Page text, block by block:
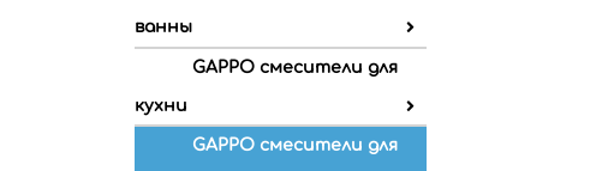
ванны
GAPPO смесители для
кухни
GAPPO смесители для